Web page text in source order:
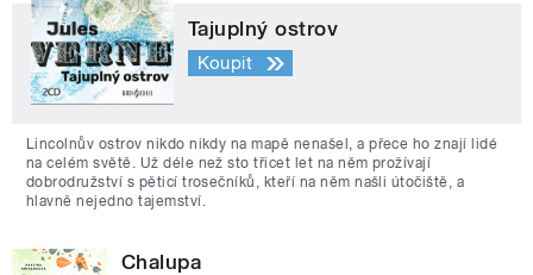
Tajuplný ostrov
Koupit
Lincolnův ostrov nikdo nikdy na mapě nenašel, a přece ho znají lidé
na celém světě. Už déle než sto třicet let na něm prožívají
dobrodružství s pěticí trosečníků, kteří na něm našli útočiště, a
hlavně nejedno tajemství.
Chalupa